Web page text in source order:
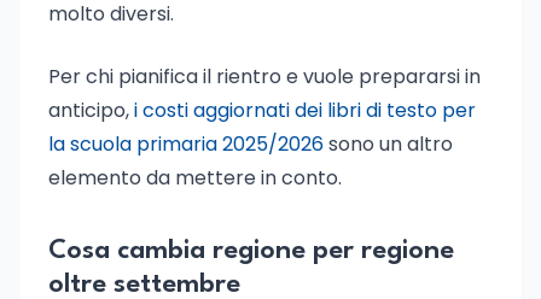
molto diversi.
Per chi pianifica il rientro e vuole prepararsi in
anticipo,i costi aggiornati dei libri di testo per
la scuola primaria 2025/2026sono un altro
elemento da mettere in conto.
Cosa cambia regione per regione
oltre settembre